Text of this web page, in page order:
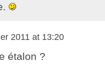
2011 at 13:20
étalon ?